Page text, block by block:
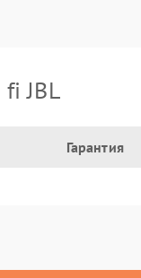
JBL
Гарантия